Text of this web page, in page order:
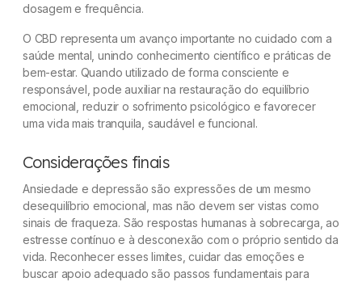
dosagem e frequência.
O CBD representa um avanço importante no cuidado com a
saúde mental, unindo conhecimento científico e práticas de
bem-estar. Quando utilizado de forma consciente e
responsável, pode auxiliar na restauração do equilíbrio
emocional, reduzir o sofrimento psicológico e favorecer
uma vida mais tranquila, saudável e funcional.
Considerações finais
Ansiedade e depressão são expressões de um mesmo
desequilíbrio emocional, mas não devem ser vistas como
sinais de fraqueza. São respostas humanas à sobrecarga, ao
estresse contínuo e à desconexão com o próprio sentido da
vida. Reconhecer esses limites, cuidar das emoções e
buscar apoio adequado são passos fundamentais para